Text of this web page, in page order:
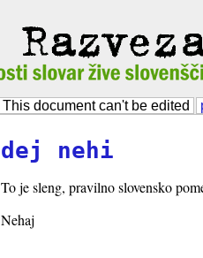
This document can't be edited
dej nehi
To je sleng, pravilno slovensko
Nehaj